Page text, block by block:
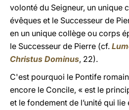
volonté du Seigneur, un unique
évêques et le Successeur de
en un unique collège ou corps
le Successeur de Pierre (cf.
Christus Dominus, 22).
C'est pourquoi le Pontife
encore le Concile, « est le
et le fondement de l’unité qui